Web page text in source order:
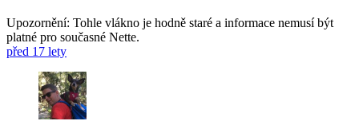
Upozornění: Tohle vlákno je hodně staré a informace nemusí být
platné pro současné Nette.
před 17 lety